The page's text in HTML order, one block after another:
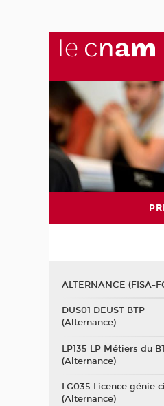
ALTERNANCE (FISA-
DUS01 DEUST BTP
(Alternance)
LP135 LP Métiers du
(Alternance)
LG035 Licence génie
(Alternance)